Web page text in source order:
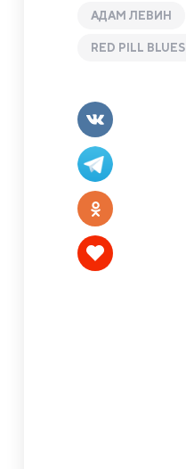
АДАМ ЛЕВИН
RED PILL BLUES